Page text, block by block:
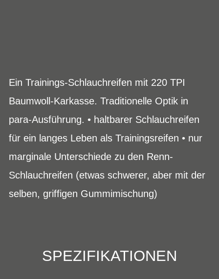
Ein Trainings-Schlauchreifen mit 220 TPI
Baumwoll-Karkasse. Traditionelle Optik in
para-Ausführung. • haltbarer Schlauchreifen
für ein langes Leben als Trainingsreifen • nur
marginale Unterschiede zu den Renn-
Schlauchreifen (etwas schwerer, aber mit der
selben, griffigen Gummimischung)
SPEZIFIKATIONEN